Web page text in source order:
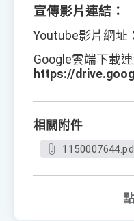
宣傳影片連結：
Youtube影片網址
Google雲端下載
https://
相關附件